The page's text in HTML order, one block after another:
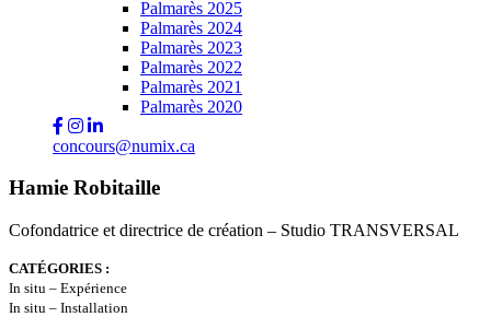
Palmarès 2025
Palmarès 2024
Palmarès 2023
Palmarès 2022
Palmarès 2021
Palmarès 2020
concours@numix.ca
Hamie Robitaille
Cofondatrice et directrice de création – Studio TRANSVERSAL
CATÉGORIES :
In situ – Expérience
In situ – Installation